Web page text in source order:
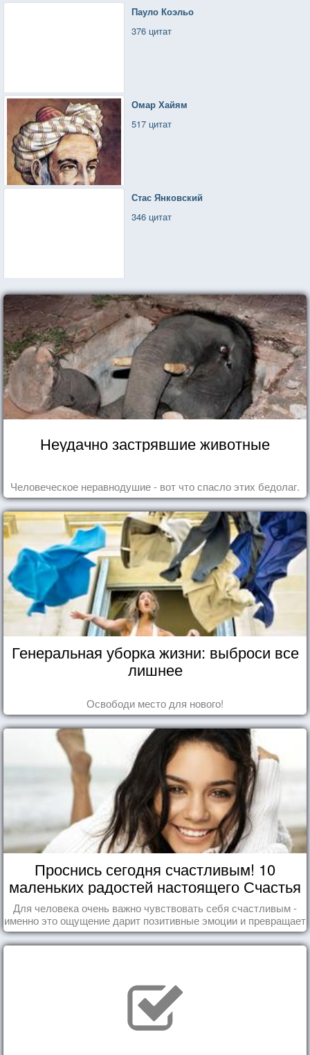
Пауло Коэльо
376 цитат
Омар Хайям
517 цитат
Стас Янковский
346 цитат
Неудачно застрявшие животные
Человеческое неравнодушие - вот что спасло этих бедолаг.
Генеральная уборка жизни: выброси все
лишнее
Освободи место для нового!
Проснись сегодня счастливым! 10
маленьких радостей настоящего Счастья
Для человека очень важно чувствовать себя счастливым -
именно это ощущение дарит позитивные эмоции и превращает
каждый день в маленький праздник.